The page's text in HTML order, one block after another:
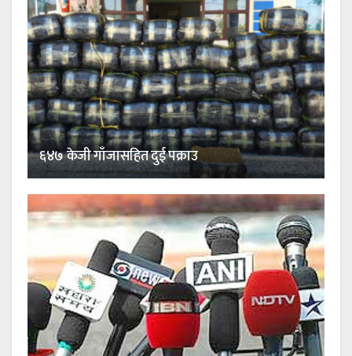
६४७ केजी गाँजासहित दुई पक्राउ